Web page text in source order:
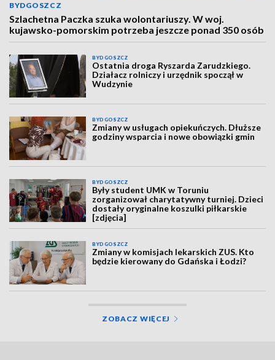
BYDGOSZCZ
Szlachetna Paczka szuka wolontariuszy. W woj.
kujawsko-pomorskim potrzeba jeszcze ponad 350 osób
BYDGOSZCZ
Ostatnia droga Ryszarda Zarudzkiego.
Działacz rolniczy i urzędnik spoczął w
Wudzynie
BYDGOSZCZ
Zmiany w usługach opiekuńczych. Dłuższe
godziny wsparcia i nowe obowiązki gmin
BYDGOSZCZ
Były student UMK w Toruniu
zorganizował charytatywny turniej. Dzieci
dostały oryginalne koszulki piłkarskie
[zdjęcia]
BYDGOSZCZ
Zmiany w komisjach lekarskich ZUS. Kto
będzie kierowany do Gdańska i Łodzi?
ZOBACZ WIĘCEJ